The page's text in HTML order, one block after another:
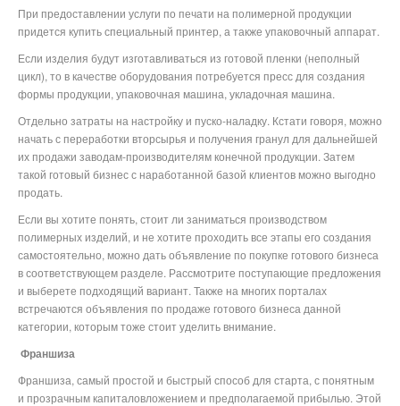
При предоставлении услуги по печати на полимерной продукции
придется купить специальный принтер, а также упаковочный аппарат.
Если изделия будут изготавливаться из готовой пленки (неполный
цикл), то в качестве оборудования потребуется пресс для создания
формы продукции, упаковочная машина, укладочная машина.
Отдельно затраты на настройку и пуско-наладку. Кстати говоря, можно
начать с переработки вторсырья и получения гранул для дальнейшей
их продажи заводам-производителям конечной продукции. Затем
такой готовый бизнес с наработанной базой клиентов можно выгодно
продать.
Если вы хотите понять, стоит ли заниматься производством
полимерных изделий, и не хотите проходить все этапы его создания
самостоятельно, можно дать объявление по покупке готового бизнеса
в соответствующем разделе. Рассмотрите поступающие предложения
и выберете подходящий вариант. Также на многих порталах
встречаются объявления по продаже готового бизнеса данной
категории, которым тоже стоит уделить внимание.
Франшиза
Франшиза, самый простой и быстрый способ для старта, с понятным
и прозрачным капиталовложением и предполагаемой прибылью. Этой